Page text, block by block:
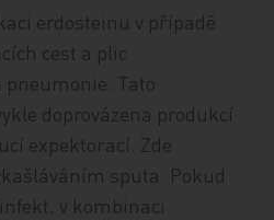
erdosteinu v případě
cest a plic
Tato
doprovázena produkcí
expektorací. Zde
sputa. Pokud
v kombinaci